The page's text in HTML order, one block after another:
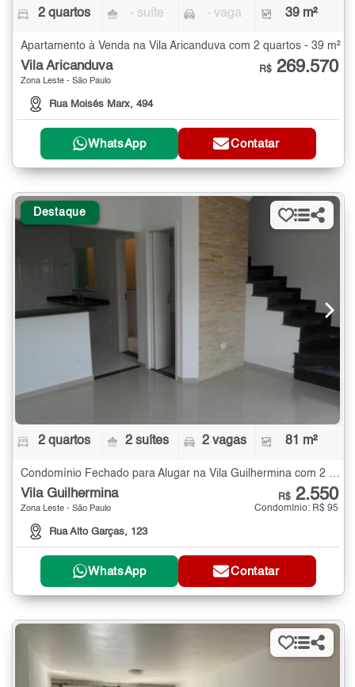
2 quartos - suíte - vaga 39 m²
Apartamento à Venda na Vila Aricanduva com 2 quartos - 39 m²
Vila Aricanduva
Zona Leste - São Paulo
Rua Moisés Marx, 494
R$ 269.570
WhatsApp Contatar
Destaque
2 quartos 2 suítes 2 vagas 81 m²
Condomínio Fechado para Alugar na Vila Guilhermina com 2 quartos - 81 m²
Vila Guilhermina
Zona Leste - São Paulo
Rua Alto Garças, 123
R$ 2.550
Condomínio: R$ 95
WhatsApp Contatar